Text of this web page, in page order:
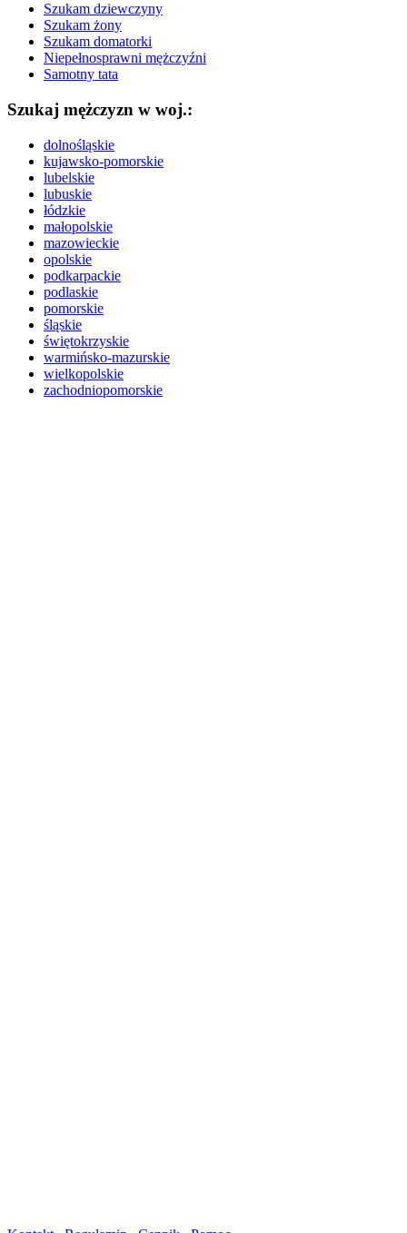
Szukam dziewczyny
Szukam żony
Szukam domatorki
Niepełnosprawni mężczyźni
Samotny tata
Szukaj mężczyzn w woj.:
dolnośląskie
kujawsko-pomorskie
lubelskie
lubuskie
łódzkie
małopolskie
mazowieckie
opolskie
podkarpackie
podlaskie
pomorskie
śląskie
świętokrzyskie
warmińsko-mazurskie
wielkopolskie
zachodniopomorskie